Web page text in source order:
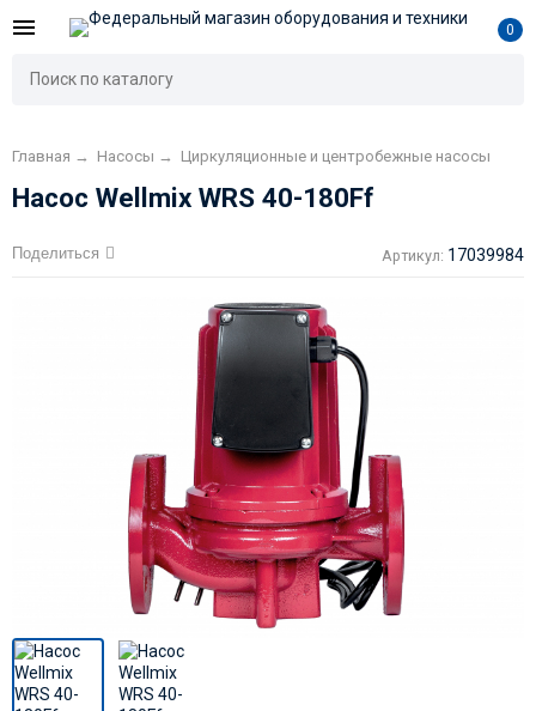
0
Главная → Насосы → Циркуляционные и центробежные насосы
Насос Wellmix WRS 40-180Ff
Поделиться Артикул: 17039984